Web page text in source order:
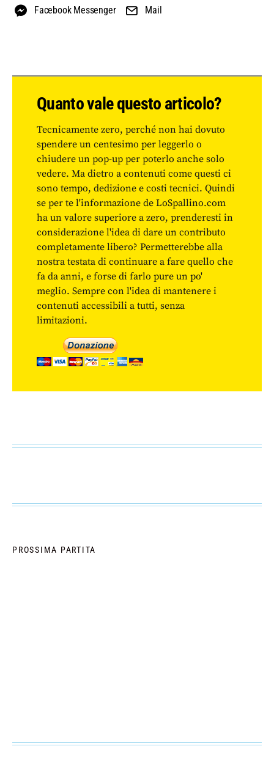
Facebook Messenger
Mail
Quanto vale questo articolo?
Tecnicamente zero, perché non hai dovuto
spendere un centesimo per leggerlo o
chiudere un pop-up per poterlo anche solo
vedere. Ma dietro a contenuti come questi ci
sono tempo, dedizione e costi tecnici. Quindi
se per te l'informazione de LoSpallino.com
ha un valore superiore a zero, prenderesti in
considerazione l'idea di dare un contributo
completamente libero? Permetterebbe alla
nostra testata di continuare a fare quello che
fa da anni, e forse di farlo pure un po'
meglio. Sempre con l'idea di mantenere i
contenuti accessibili a tutti, senza
limitazioni.
PROSSIMA PARTITA